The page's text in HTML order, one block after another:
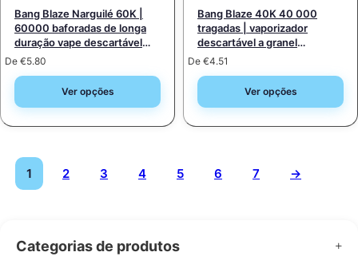
Bang Blaze Narguilé 60K |
60000 baforadas de longa
duração vape descartável
encomenda a granel
De €5.80
Ver opções
Bang Blaze 40K 40 000
tragadas | vaporizador
descartável a granel
recarregável com opção
De €4.51
Ver opções
1 2 3 4 5 6 7 →
Categorias de produtos